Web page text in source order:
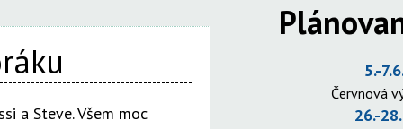
a Steve. Všem moc
5.-
Červnová
26.-